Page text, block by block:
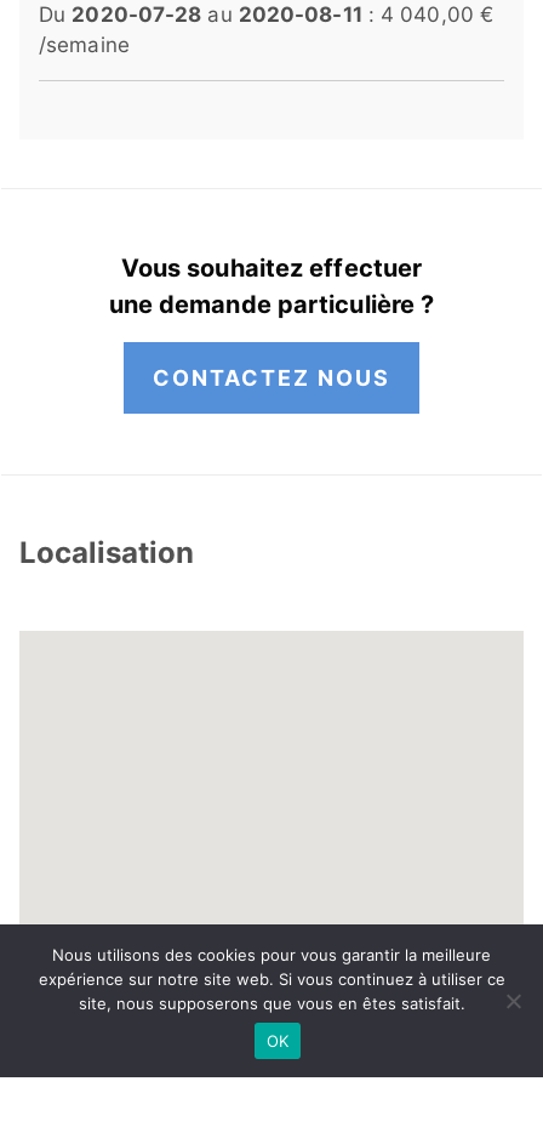
RESERVER
à partir de
4 040,00€
Du 2020-07-28 au 2020-08-11 : 4 040,00 €
/semaine
Vous souhaitez effectuer
une demande particulière ?
CONTACTEZ NOUS
Localisation
Nous utilisons des cookies pour vous garantir la meilleure
expérience sur notre site web. Si vous continuez à utiliser ce
site, nous supposerons que vous en êtes satisfait.
OK